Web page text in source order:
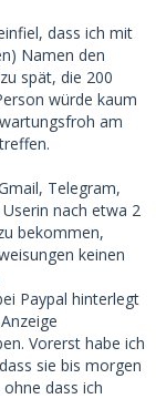
dass ich mit
Namen den
spät, die 200
würde kaum
am
Telegram,
nach etwa 2
bekommen,
keinen
Paypal hinterlegt
Vorerst habe ich
sie bis morgen
dass ich